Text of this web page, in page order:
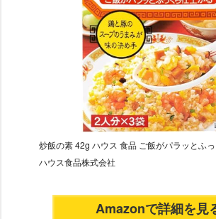
炒飯の素 42g ハウス 食品 ご飯がパラッとふ
ハウス食品株式会社
Amazonで詳細を見